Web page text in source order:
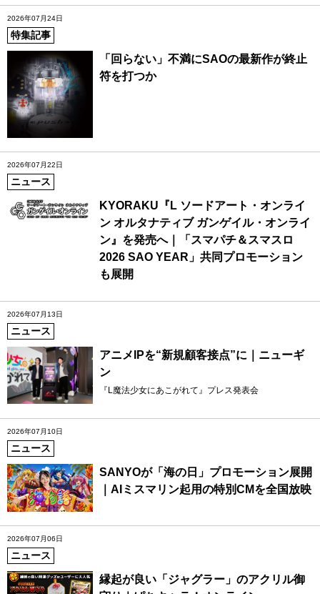
2026年07月24日
特集記事
「回らない」不満にSAOの最新作が終止
符を打つか
2026年07月22日
ニュース
KYORAKU『L ソードアート・オンライ
ン オルタナティブ ガンゲイル・オンライ
ン』を発売へ｜「スマパチ＆スマスロ
2026 SAO YEAR」共同プロモーション
も展開
2026年07月13日
ニュース
アニメIPを“新規顧客接点”に｜ニューギ
ン
『L魔法少女にあこがれて』プレス発表会
2026年07月10日
ニュース
SANYOが「海の日」プロモーション展開
｜AIミスマリン起用の特別CMを全国放映
2026年07月06日
ニュース
縁起が良い「ジャグラー」のアクリル御